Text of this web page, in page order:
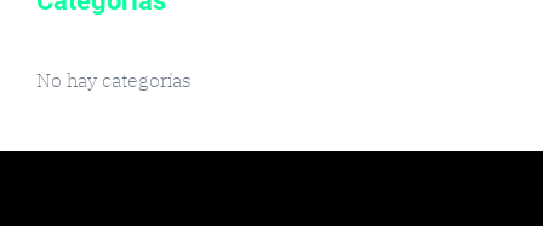
No hay categorías